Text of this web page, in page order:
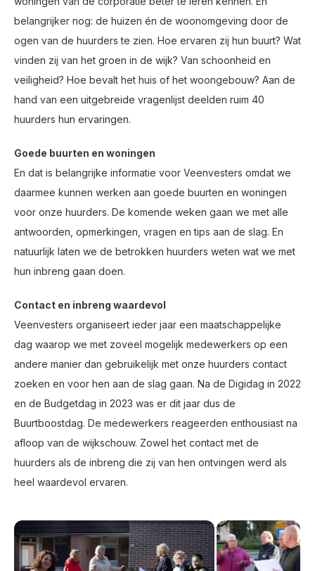
belangrijker nog: de huizen én de woonomgeving door de
ogen van de huurders te zien. Hoe ervaren zij hun buurt? Wat
vinden zij van het groen in de wijk? Van schoonheid en
veiligheid? Hoe bevalt het huis of het woongebouw? Aan de
hand van een uitgebreide vragenlijst deelden ruim 40
huurders hun ervaringen.
Goede buurten en woningen
En dat is belangrijke informatie voor Veenvesters omdat we
daarmee kunnen werken aan goede buurten en woningen
voor onze huurders. De komende weken gaan we met alle
antwoorden, opmerkingen, vragen en tips aan de slag. En
natuurlijk laten we de betrokken huurders weten wat we met
hun inbreng gaan doen.
Contact en inbreng waardevol
Veenvesters organiseert ieder jaar een maatschappelijke
dag waarop we met zoveel mogelijk medewerkers op een
andere manier dan gebruikelijk met onze huurders contact
zoeken en voor hen aan de slag gaan. Na de Digidag in 2022
en de Budgetdag in 2023 was er dit jaar dus de
Buurtboostdag. De medewerkers reageerden enthousiast na
afloop van de wijkschouw. Zowel het contact met de
huurders als de inbreng die zij van hen ontvingen werd als
heel waardevol ervaren.